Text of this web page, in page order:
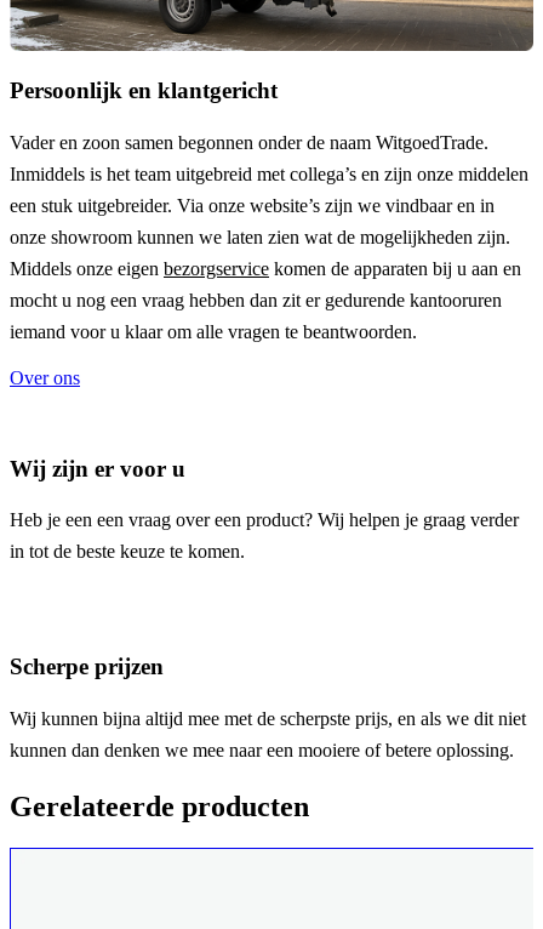
Persoonlijk en klantgericht
Vader en zoon samen begonnen onder de naam WitgoedTrade
Inmiddels is het team uitgebreid met collega’s en zijn onze middelen
een stuk uitgebreider. Via onze website’s zijn we vindbaar en in
onze showroom kunnen we laten zien wat de mogelijkheden zijn.
Middels onze eigen bezorgservice komen de apparaten bij u aan en
mocht u nog een vraag hebben dan zit er gedurende kantooruren
iemand voor u klaar om alle vragen te beantwoorden.
Over ons
Wij zijn er voor u
Heb je een een vraag over een product? Wij helpen je graag verder
in tot de beste keuze te komen.
Scherpe prijzen
Wij kunnen bijna altijd mee met de scherpste prijs, en als we dit niet
kunnen dan denken we mee naar een mooiere of betere oplossing.
Gerelateerde producten